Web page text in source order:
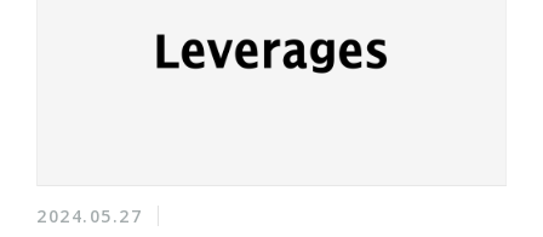
2024.05.27